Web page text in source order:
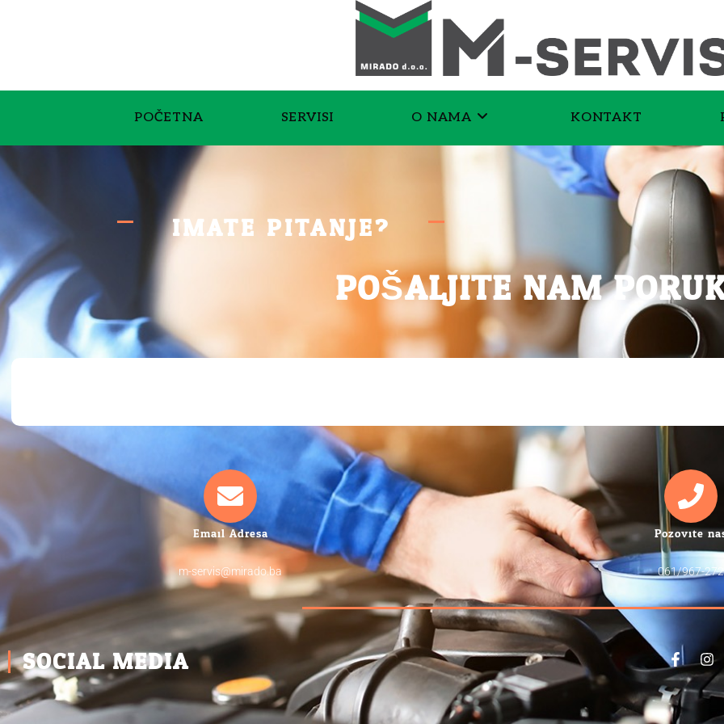
POČETNA SERVISI O NAMA KONTAKT
IMATE PITANJE?
POŠALJITE NAM
Email Adresa
m-servis@mirado.ba
Pozovite
061/967-272
SOCIAL MEDIA